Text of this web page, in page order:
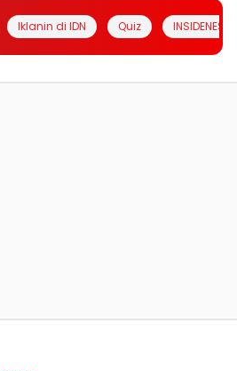
Iklanin di IDN Quiz INSIDENESIA